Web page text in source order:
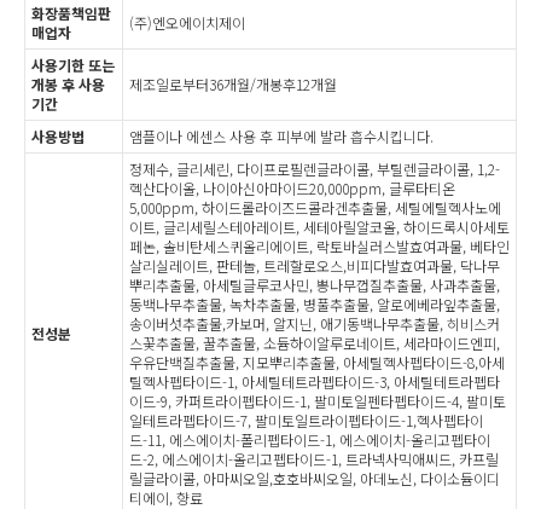
화장품책임판
매업자
(주)엔오에이치제이
사용기한 또는
개봉 후 사용
기간
제조일로부터36개월/개봉후12개월
사용방법 앰플이나 에센스 사용 후 피부에 발라 흡수시킵니다.
전성분
정제수, 글리세린, 다이프로필렌글라이콜, 부틸렌글라이콜, 1,2-
헥산다이올, 나이아신아마이드20,000ppm, 글루타티온
5,000ppm, 하이드롤라이즈드콜라겐추출물, 세틸에틸헥사노에
이트, 글리세릴스테아레이트, 세테아릴알코올, 하이드록시아세토
페논, 솔비탄세스퀴올리에이트, 락토바실러스발효여과물, 베타인
살리실레이트, 판테놀, 트레할로오스,비피다발효여과물, 닥나무
뿌리추출물, 아세틸글루코사민, 뽕나무껍질추출물, 사과추출물,
동백나무추출물, 녹차추출물, 병풀추출물, 알로에베라잎추출물,
송이버섯추출물,카보머, 알지닌, 애기동백나무추출물, 히비스커
스꽃추출물, 꿀추출물, 소듐하이알루로네이트, 세라마이드엔피,
우유단백질추출물, 지모뿌리추출물, 아세틸헥사펩타이드-8,아세
틸헥사펩타이드-1, 아세틸테트라펩타이드-3, 아세틸테트라펩타
이드-9, 카퍼트라이펩타이드-1, 팔미토일펜타펩타이드-4, 팔미토
일테트라펩타이드-7, 팔미토일트라이펩타이드-1,헥사펩타이
드-11, 에스에이치-폴리펩타이드-1, 에스에이치-올리고펩타이
드-2, 에스에이치-올리고펩타이드-1, 트라넥사믹애씨드, 카프릴
릴글라이콜, 아마씨오일,호호바씨오일, 아데노신, 다이소듐이디
티에이, 향료